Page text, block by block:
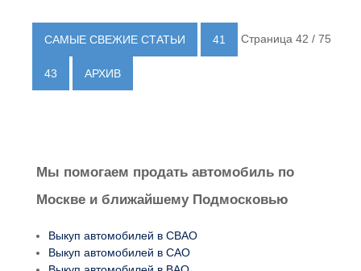
САМЫЕ СВЕЖИЕ СТАТЬИ 41 Страница 42 / 75
43 АРХИВ
Мы помогаем продать автомобиль по
Москве и ближайшему Подмосковью
Выкуп автомобилей в СВАО
Выкуп автомобилей в САО